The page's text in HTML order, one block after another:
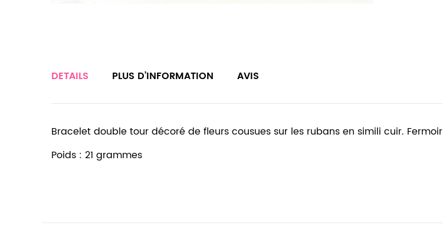
DETAILS
Bracelet double tour décoré de fleurs cousues sur les rubans en simili cuir.
Poids : 21 grammes
PLUS D’INFORMATION AVIS